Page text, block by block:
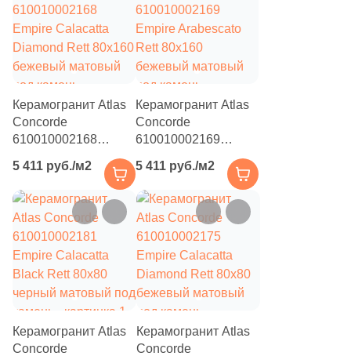
Структурированная ( 82)
Цвет
Бежевый (82)
Антрацитовый (82)
Белый (82)
Голубой (82)
Графит (
Желтый (82)
Зеленый (82)
Золотой (82)
Капучино (82)
Каштановый ( 82)
Керамогранит Atlas
Concorde
610010002168
Diamond Rett 80x160
бежевый матовый
под камень
5 411 руб./м2
Керамогранит Atlas
Concorde
610010002169
Empire Arabescato
Rett 80x160
бежевый матовый
под камень
5 411 руб./м2
Керамогранит Atlas
Concorde
Керамогранит Atlas
Concorde